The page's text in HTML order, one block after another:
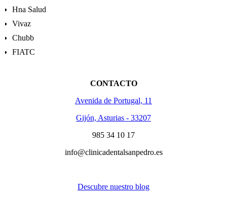
Hna Salud
Vivaz
Chubb
FIATC
CONTACTO
Avenida de Portugal, 11
Gijón, Asturias - 33207
985 34 10 17
info@clinicadentalsanpedro.es
Descubre nuestro blog